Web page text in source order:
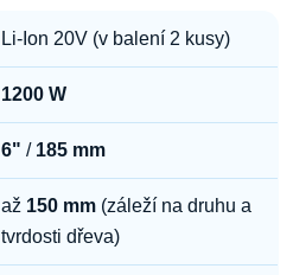
Li-Ion 20V (v balení 2 kusy)
1200 W
6" / 185 mm
až 150 mm (záleží na druhu a
tvrdosti dřeva)